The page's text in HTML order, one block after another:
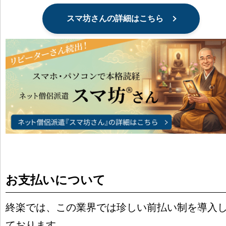
スマ坊さんの詳細はこちら
お支払いについて
終楽では、この業界では珍しい前払い制を導入